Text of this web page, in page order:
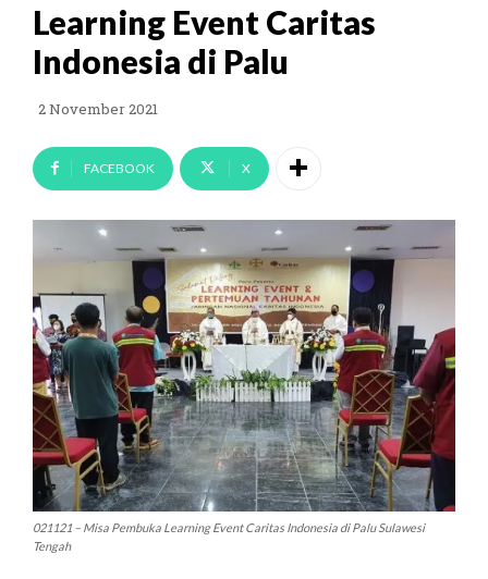
Learning Event Caritas
Indonesia di Palu
2 November 2021
FACEBOOK X
021121 – Misa Pembuka Learning Event Caritas Indonesia di Palu Sulawesi
Tengah